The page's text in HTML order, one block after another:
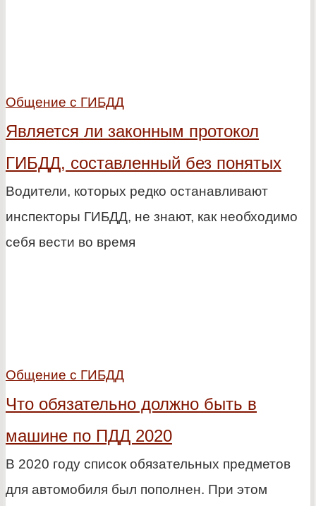
Общение с ГИБДД
Является ли законным протокол
ГИБДД, составленный без понятых
Водители, которых редко останавливают
инспекторы ГИБДД, не знают, как необходимо
себя вести во время
Общение с ГИБДД
Что обязательно должно быть в
машине по ПДД 2020
В 2020 году список обязательных предметов
для автомобиля был пополнен. При этом